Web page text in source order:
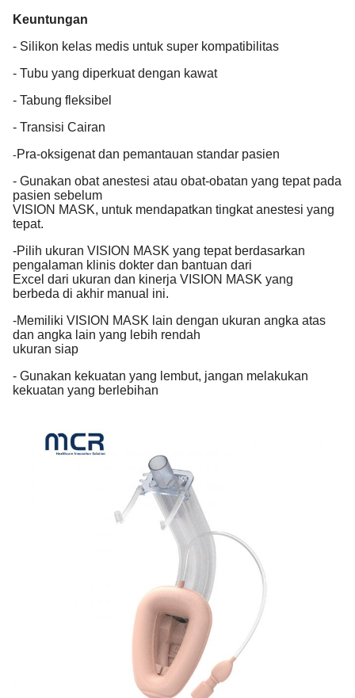
Keuntungan
- Silikon kelas medis untuk super kompatibilitas
- Tubu yang diperkuat dengan kawat
- Tabung fleksibel
- Transisi Cairan
-Pra-oksigenat dan pemantauan standar pasien
- Gunakan obat anestesi atau obat-obatan yang tepat pada
pasien sebelum
VISION MASK, untuk mendapatkan tingkat anestesi yang
tepat.
-Pilih ukuran VISION MASK yang tepat berdasarkan
pengalaman klinis dokter dan bantuan dari
Excel dari ukuran dan kinerja VISION MASK yang
berbeda di akhir manual ini.
-Memiliki VISION MASK lain dengan ukuran angka atas
dan angka lain yang lebih rendah
ukuran siap
- Gunakan kekuatan yang lembut, jangan melakukan
kekuatan yang berlebihan